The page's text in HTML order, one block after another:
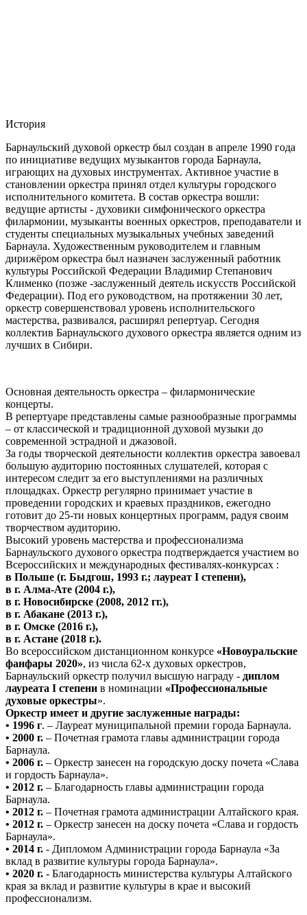
История
Барнаульский духовой оркестр был создан в апреле 1990 года
по инициативе ведущих музыкантов города Барнаула,
играющих на духовых инструментах. Активное участие в
становлении оркестра принял отдел культуры городского
исполнительного комитета. В состав оркестра вошли:
ведущие артисты - духовики симфонического оркестра
филармонии, музыканты военных оркестров, преподаватели и
студенты специальных музыкальных учебных заведений
Барнаула. Художественным руководителем и главным
дирижёром оркестра был назначен заслуженный работник
культуры Российской Федерации Владимир Степанович
Клименко (позже -заслуженный деятель искусств Российской
Федерации). Под его руководством, на протяжении 30 лет,
оркестр совершенствовал уровень исполнительского
мастерства, развивался, расширял репертуар. Сегодня
коллектив Барнаульского духового оркестра является одним из
лучших в Сибири.
Основная деятельность оркестра – филармонические
концерты.
В репертуаре представлены самые разнообразные программы
– от классической и традиционной духовой музыки до
современной эстрадной и джазовой.
За годы творческой деятельности коллектив оркестра завоевал
большую аудиторию постоянных слушателей, которая с
интересом следит за его выступлениями на различных
площадках. Оркестр регулярно принимает участие в
проведении городских и краевых праздников, ежегодно
готовит до 25-ти новых концертных программ, радуя своим
творчеством аудиторию.
Высокий уровень мастерства и профессионализма
Барнаульского духового оркестра подтверждается участием во
Всероссийских и международных фестивалях-конкурсах :
в Польше (г. Быдгош, 1993 г.; лауреат I степени),
в г. Алма-Ате (2004 г.),
в г. Новосибирске (2008, 2012 гг.),
в г. Абакане (2013 г.),
в г. Омске (2016 г.),
в г. Астане (2018 г.).
Во всероссийском дистанционном конкурсе «Новоуральские
фанфары 2020», из числа 62-х духовых оркестров,
Барнаульский оркестр получил высшую награду - диплом
лауреата I степени в номинации «Профессиональные
духовые оркестры».
Оркестр имеет и другие заслуженные награды:
• 1996 г. – Лауреат муниципальной премии города Барнаула.
• 2000 г. – Почетная грамота главы администрации города
Барнаула.
• 2006 г. – Оркестр занесен на городскую доску почета «Слава
и гордость Барнаула».
• 2012 г. – Благодарность главы администрации города
Барнаула.
• 2012 г. – Почетная грамота администрации Алтайского края.
• 2012 г. – Оркестр занесен на доску почета «Слава и гордость
Барнаула».
• 2014 г. - Дипломом Администрации города Барнаула «За
вклад в развитие культуры города Барнаула».
• 2020 г. - Благодарность министерства культуры Алтайского
края за вклад и развитие культуры в крае и высокий
профессионализм.